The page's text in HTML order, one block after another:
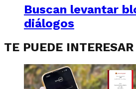
Buscan levantar
diálogos
TE PUEDE INTERESAR